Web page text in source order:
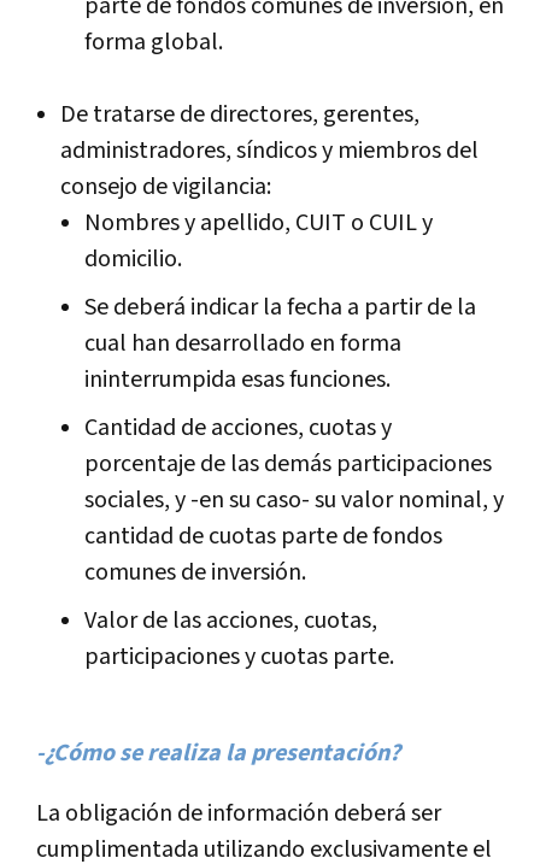
forma global.
De tratarse de directores, gerentes,
administradores, sí­ndicos y miembros del
consejo de vigilancia:
Nombres y apellido, CUIT o CUIL y
domicilio.
Se deberá indicar la fecha a partir de la
cual han desarrollado en forma
ininterrumpida esas funciones.
Cantidad de acciones, cuotas y
porcentaje de las demás participaciones
sociales, y -en su caso- su valor nominal, y
cantidad de cuotas parte de fondos
comunes de inversión.
Valor de las acciones, cuotas,
participaciones y cuotas parte.
-¿Cómo se realiza la presentación?
La obligación de información deberá ser
cumplimentada utilizando exclusivamente el